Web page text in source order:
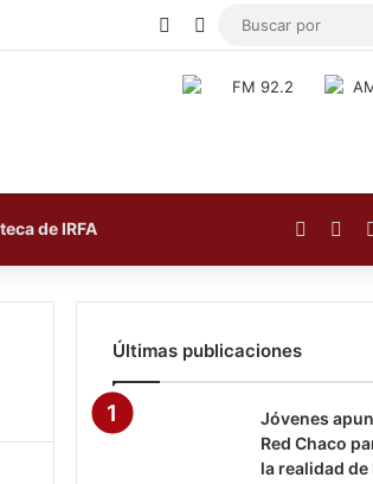
Publicación al azar
Switch skin
de IRFA
Últimas publicaciones
Jóvenes
Red Chaco
la realidad